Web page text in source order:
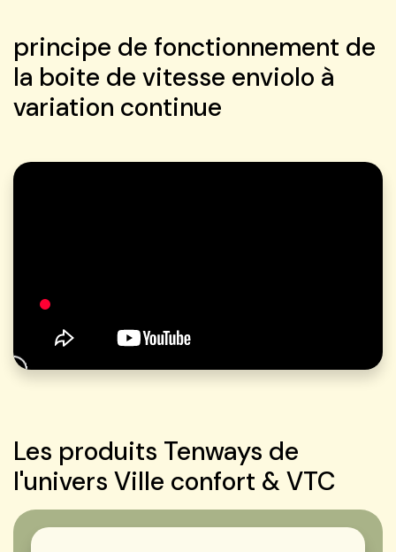
principe de fonctionnement de
la boite de vitesse enviolo à
variation continue
Les produits Tenways de
l'univers Ville confort & VTC